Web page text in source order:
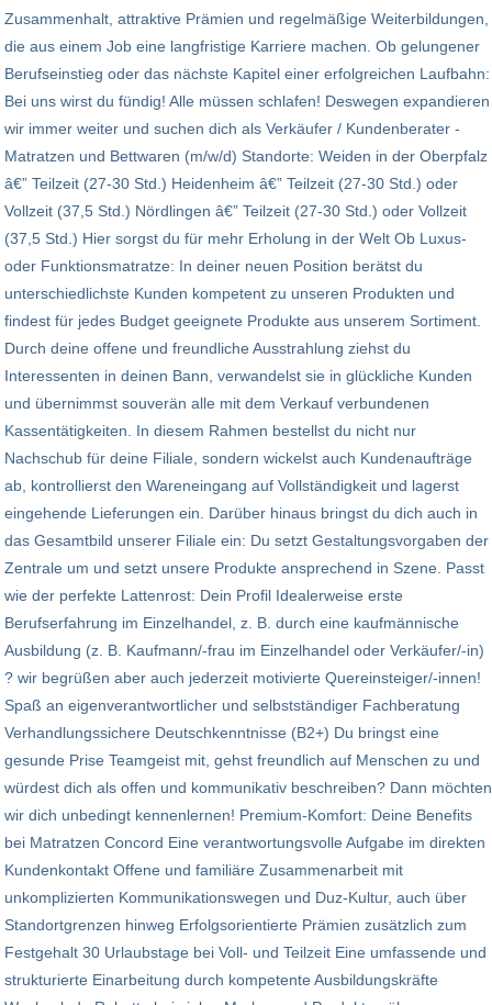
Zusammenhalt, attraktive Prämien und regelmäßige Weiterbildungen,
die aus einem Job eine langfristige Karriere machen. Ob gelungener
Berufseinstieg oder das nächste Kapitel einer erfolgreichen Laufbahn:
Bei uns wirst du fündig! Alle müssen schlafen! Deswegen expandieren
wir immer weiter und suchen dich als Verkäufer / Kundenberater -
Matratzen und Bettwaren (m/w/d) Standorte: Weiden in der Oberpfalz
â€” Teilzeit (27-30 Std.) Heidenheim â€” Teilzeit (27-30 Std.) oder
Vollzeit (37,5 Std.) Nördlingen â€” Teilzeit (27-30 Std.) oder Vollzeit
(37,5 Std.) Hier sorgst du für mehr Erholung in der Welt Ob Luxus-
oder Funktionsmatratze: In deiner neuen Position berätst du
unterschiedlichste Kunden kompetent zu unseren Produkten und
findest für jedes Budget geeignete Produkte aus unserem Sortiment.
Durch deine offene und freundliche Ausstrahlung ziehst du
Interessenten in deinen Bann, verwandelst sie in glückliche Kunden
und übernimmst souverän alle mit dem Verkauf verbundenen
Kassentätigkeiten. In diesem Rahmen bestellst du nicht nur
Nachschub für deine Filiale, sondern wickelst auch Kundenaufträge
ab, kontrollierst den Wareneingang auf Vollständigkeit und lagerst
eingehende Lieferungen ein. Darüber hinaus bringst du dich auch in
das Gesamtbild unserer Filiale ein: Du setzt Gestaltungsvorgaben der
Zentrale um und setzt unsere Produkte ansprechend in Szene. Passt
wie der perfekte Lattenrost: Dein Profil Idealerweise erste
Berufserfahrung im Einzelhandel, z. B. durch eine kaufmännische
Ausbildung (z. B. Kaufmann/-frau im Einzelhandel oder Verkäufer/-in)
? wir begrüßen aber auch jederzeit motivierte Quereinsteiger/-innen!
Spaß an eigenverantwortlicher und selbstständiger Fachberatung
Verhandlungssichere Deutschkenntnisse (B2+) Du bringst eine
gesunde Prise Teamgeist mit, gehst freundlich auf Menschen zu und
würdest dich als offen und kommunikativ beschreiben? Dann möchten
wir dich unbedingt kennenlernen! Premium-Komfort: Deine Benefits
bei Matratzen Concord Eine verantwortungsvolle Aufgabe im direkten
Kundenkontakt Offene und familiäre Zusammenarbeit mit
unkomplizierten Kommunikationswegen und Duz-Kultur, auch über
Standortgrenzen hinweg Erfolgsorientierte Prämien zusätzlich zum
Festgehalt 30 Urlaubstage bei Voll- und Teilzeit Eine umfassende und
strukturierte Einarbeitung durch kompetente Ausbildungskräfte